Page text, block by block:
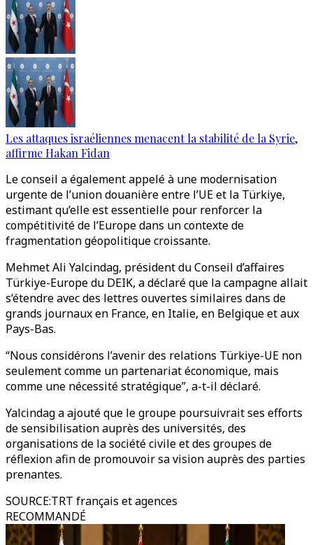
Les attaques israéliennes menacent la stabilité de la Syrie,
affirme Hakan Fidan
Le conseil a également appelé à une modernisation
urgente de l’union douanière entre l’UE et la Türkiye,
estimant qu’elle est essentielle pour renforcer la
compétitivité de l’Europe dans un contexte de
fragmentation géopolitique croissante.
Mehmet Ali Yalcindag, président du Conseil d’affaires
Türkiye-Europe du DEIK, a déclaré que la campagne allait
s’étendre avec des lettres ouvertes similaires dans de
grands journaux en France, en Italie, en Belgique et aux
Pays-Bas.
“Nous considérons l’avenir des relations Türkiye-UE non
seulement comme un partenariat économique, mais
comme une nécessité stratégique”, a-t-il déclaré.
Yalcindag a ajouté que le groupe poursuivrait ses efforts
de sensibilisation auprès des universités, des
organisations de la société civile et des groupes de
réflexion afin de promouvoir sa vision auprès des parties
prenantes.
SOURCE:TRT français et agences
RECOMMANDÉ